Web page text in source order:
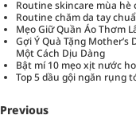
Routine skincare mùa hè
Routine chăm da tay
Mẹo Giữ Quần Áo Thơm
Gợi Ý Quà Tặng
Một Cách Dịu Dàng
Bật mí 10 mẹo xịt nước
Top 5 dầu gội ngăn rụng
Previous